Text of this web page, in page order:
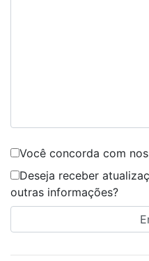
Você concorda com
Deseja receber
outras informações?